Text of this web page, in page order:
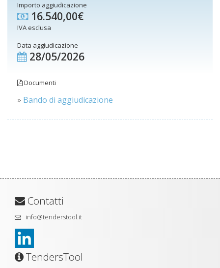
Importo aggiudicazione
16.540,00€
IVA esclusa
Data aggiudicazione
28/05/2026
Documenti
» Bando di aggiudicazione
Contatti
info@tenderstool.it
TendersTool